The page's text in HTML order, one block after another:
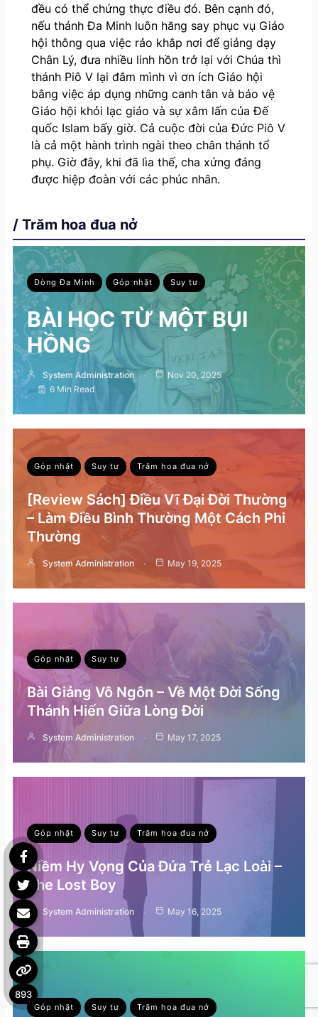
đều có thể chứng thực điều đó. Bên cạnh đó,
nếu thánh Đa Minh luôn hăng say phục vụ Giáo
hội thông qua việc rảo khắp nơi để giảng dạy
Chân Lý, đưa nhiều linh hồn trở lại với Chúa thì
thánh Piô V lại đắm mình vì ơn ích Giáo hội
bằng việc áp dụng những canh tân và bảo vệ
Giáo hội khỏi lạc giáo và sự xâm lấn của Đế
quốc Islam bấy giờ. Cả cuộc đời của Đức Piô V
là cả một hành trình ngài theo chân thánh tổ
phụ. Giờ đây, khi đã lìa thế, cha xứng đáng
được hiệp đoàn với các phúc nhân.
/ Trăm hoa đua nở
Dòng Đa Minh Góp nhặt Suy tư
BÀI HỌC TỪ MỘT BỤI
HỒNG
System Administration
Nov 20, 2025
6 Min Read
Góp nhặt Suy tư Trăm hoa đua nở
[Review Sách] Điều Vĩ Đại Đời Thường
– Làm Điều Bình Thường Một Cách Phi
Thường
System Administration May 19, 2025
Góp nhặt Suy tư
Bài Giảng Vô Ngôn – Về Một Đời Sống
Thánh Hiến Giữa Lòng Đời
System Administration May 17, 2025
Góp nhặt Suy tư Trăm hoa đua nở
Niềm Hy Vọng Của Đứa Trẻ Lạc Loài –
The Lost Boy
System Administration May 16, 2025
Góp nhặt Suy tư Trăm hoa đua nở
893